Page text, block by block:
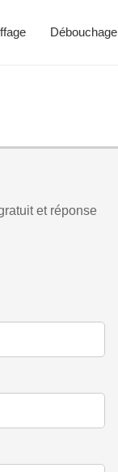
Débouchage
et réponse